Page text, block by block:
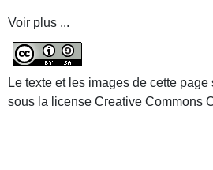
Voir plus ...
Le texte et les images de cette
sous la license Creative Commons